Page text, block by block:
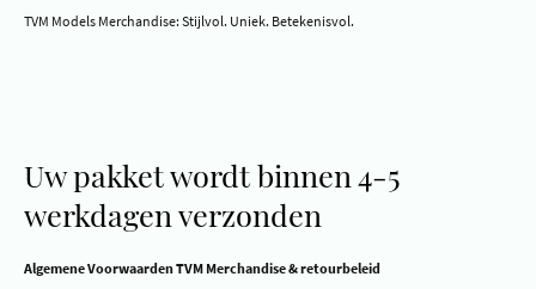
TVM Models Merchandise: Stijlvol. Uniek. Betekenisvol.
Uw pakket wordt binnen 4-5
werkdagen verzonden
Algemene Voorwaarden TVM Merchandise & retourbeleid